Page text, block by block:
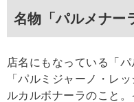
名物「パルメナー
店名にもなっている「
「パルミジャーノ・レ
ルカルボナーラのこと